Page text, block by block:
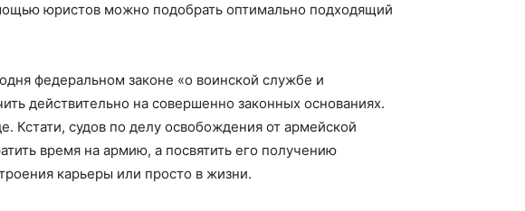
юристов можно подобрать оптимально подходящий
федеральном законе «о воинской службе и
действительно на совершенно законных основаниях.
Кстати, судов по делу освобождения от армейской
время на армию, а посвятить его получению
карьеры или просто в жизни.